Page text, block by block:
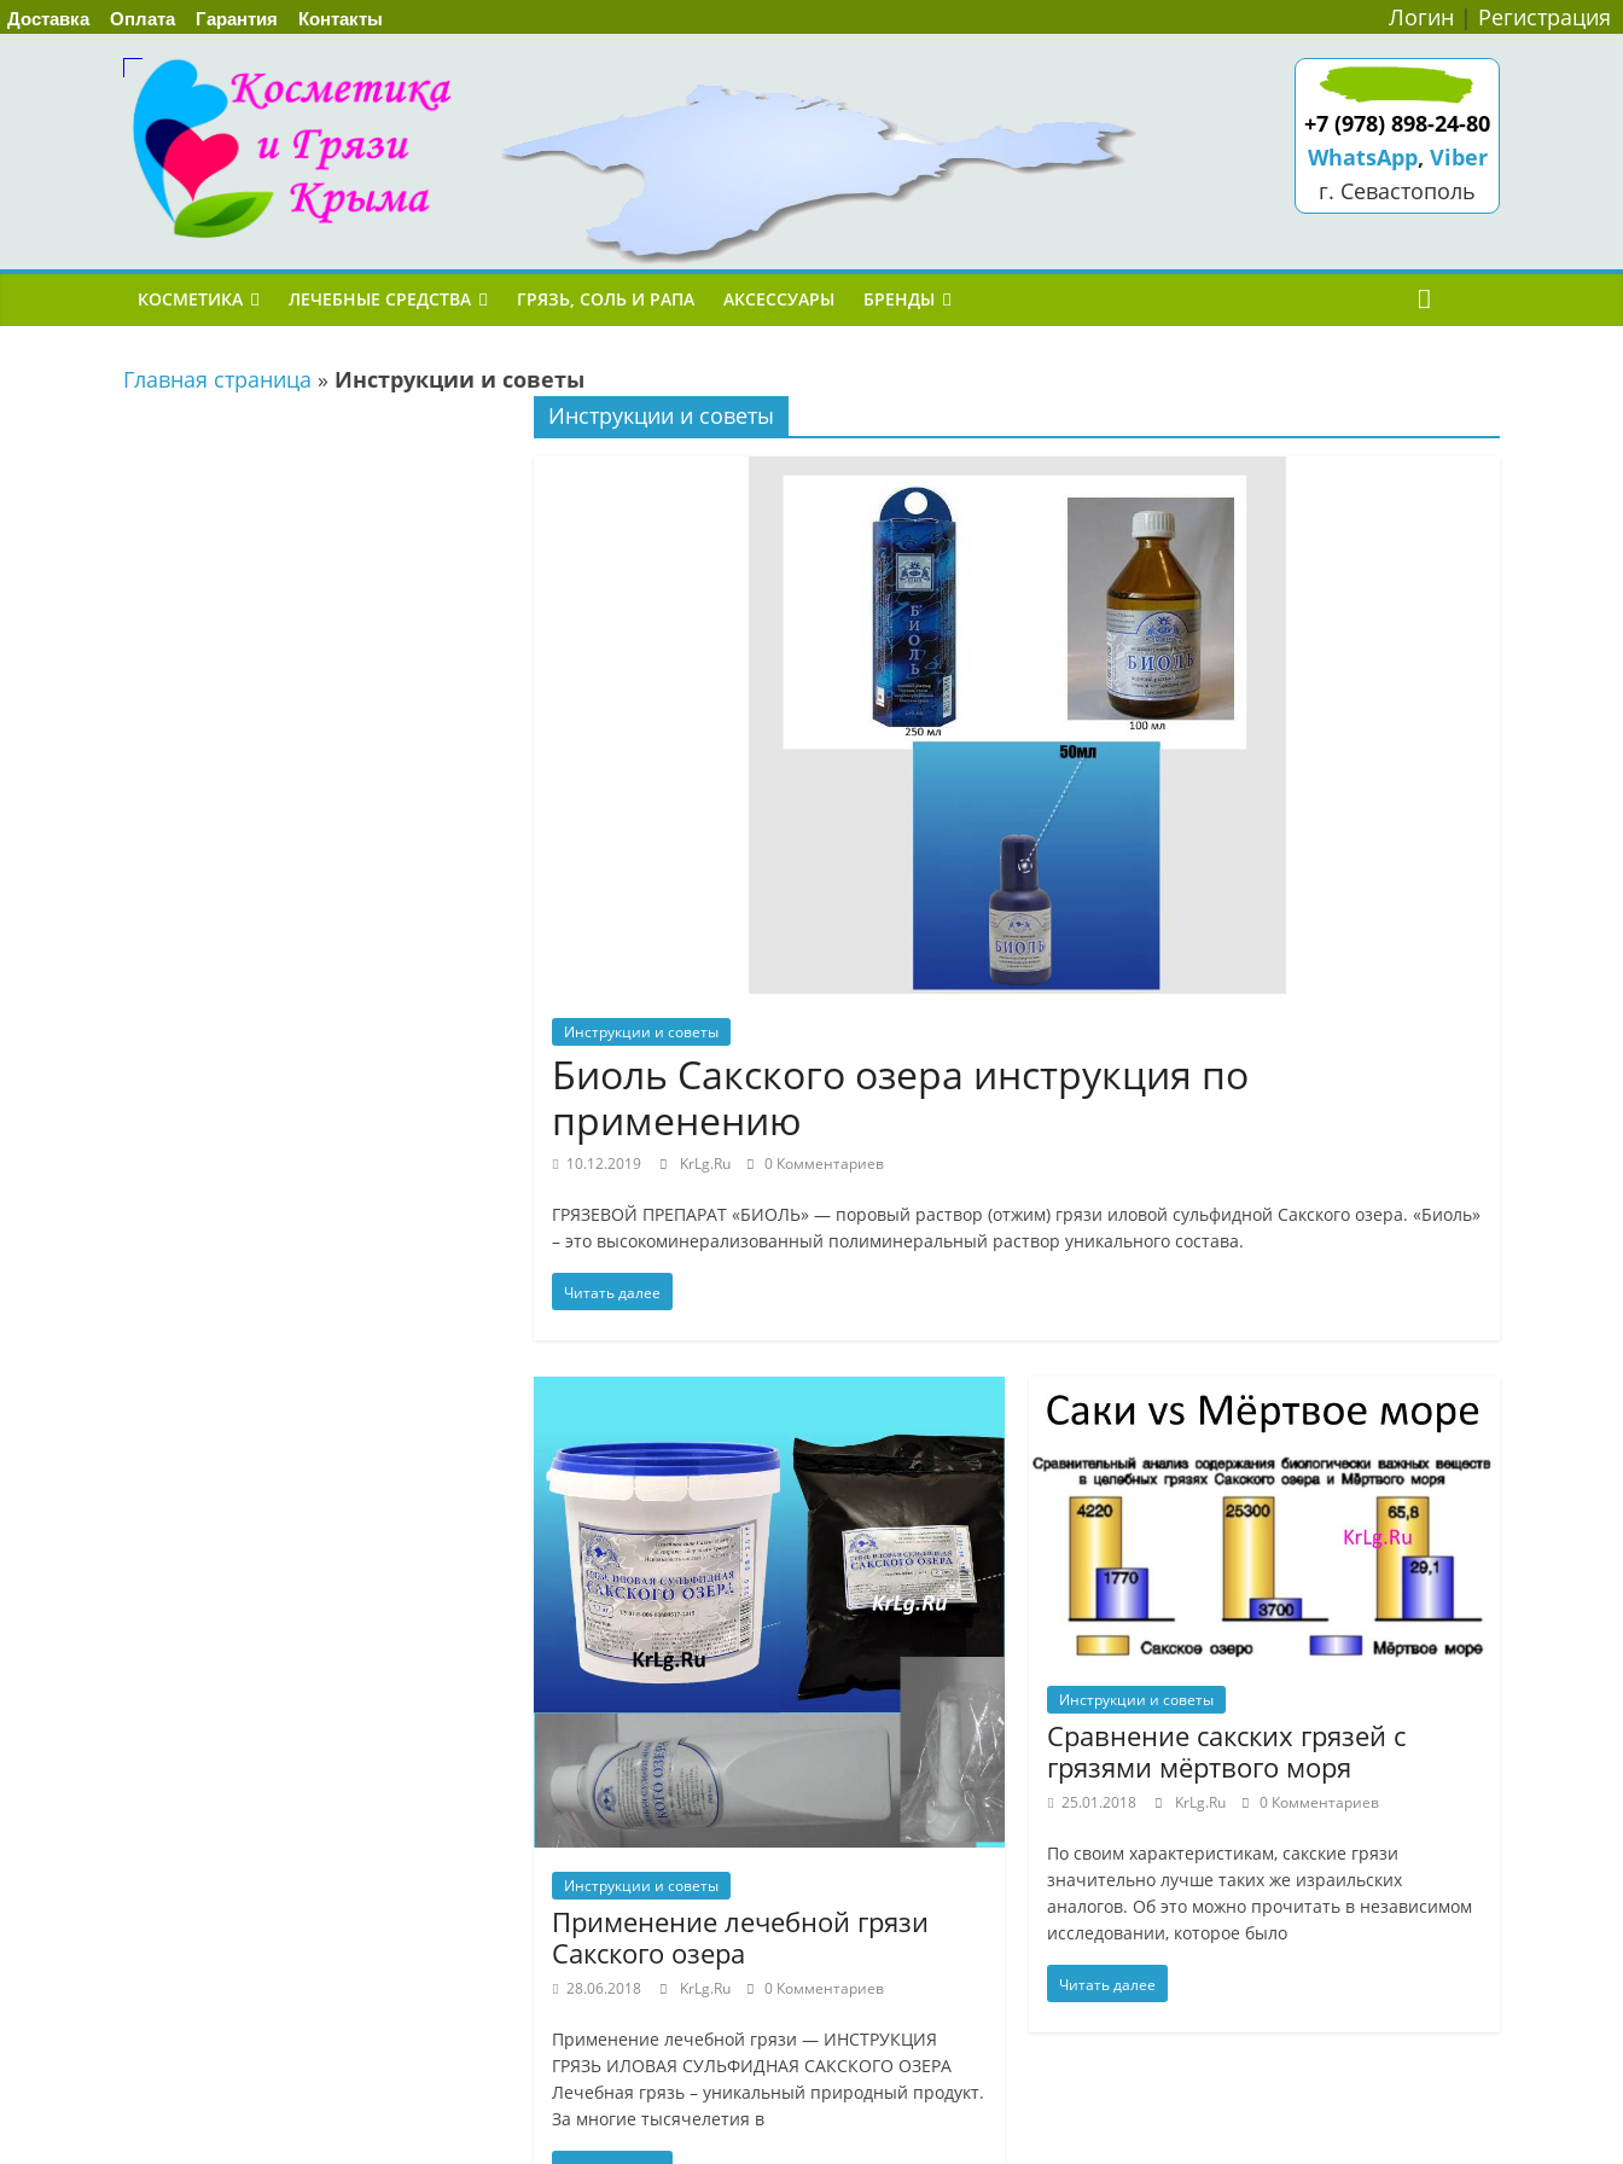
Доставка Оплата Гарантия Контакты Логин | Регистрация
+7 (978) 898-24-80
WhatsApp, Viber
г. Севастополь
КОСМЕТИКА ЛЕЧЕБНЫЕ СРЕДСТВА ГРЯЗЬ, СОЛЬ И РАПА АКСЕССУАРЫ БРЕНДЫ
Главная страница » Инструкции и советы
Инструкции и советы
Инструкции и советы
Биоль Сакского озера инструкция по
применению
10.12.2019 KrLg.Ru 0 Комментариев
ГРЯЗЕВОЙ ПРЕПАРАТ «БИОЛЬ» — поровый раствор (отжим) грязи иловой сульфидной Сакского озера. «Биоль»
– это высокоминерализованный полиминеральный раствор уникального состава.
Читать далее
Инструкции и советы
Применение лечебной грязи
Сакского озера
28.06.2018 KrLg.Ru 0 Комментариев
Применение лечебной грязи — ИНСТРУКЦИЯ
ГРЯЗЬ ИЛОВАЯ СУЛЬФИДНАЯ САКСКОГО ОЗЕРА
Лечебная грязь – уникальный природный продукт.
За многие тысячелетия в
Инструкции и советы
Сравнение сакских грязей с
грязями мёртвого моря
25.01.2018 KrLg.Ru 0 Комментариев
По своим характеристикам, сакские грязи
значительно лучше таких же израильских
аналогов. Об это можно прочитать в независимом
исследовании, которое было
Читать далее